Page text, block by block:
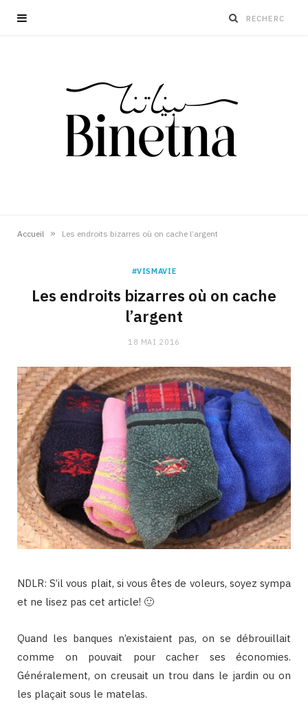
Accueil » Les endroits bizarres où on cache l’argent
#VISMAVIE
Les endroits bizarres où on cache
l’argent
18 MAI 2016
NDLR: S’il vous plait, si vous êtes de voleurs, soyez sympa
et ne lisez pas cet article! 🙂
Quand les banques n’existaient pas, on se débrouillait
comme on pouvait pour cacher ses économies.
Généralement, on creusait un trou dans le jardin ou on
les plaçait sous le matelas.